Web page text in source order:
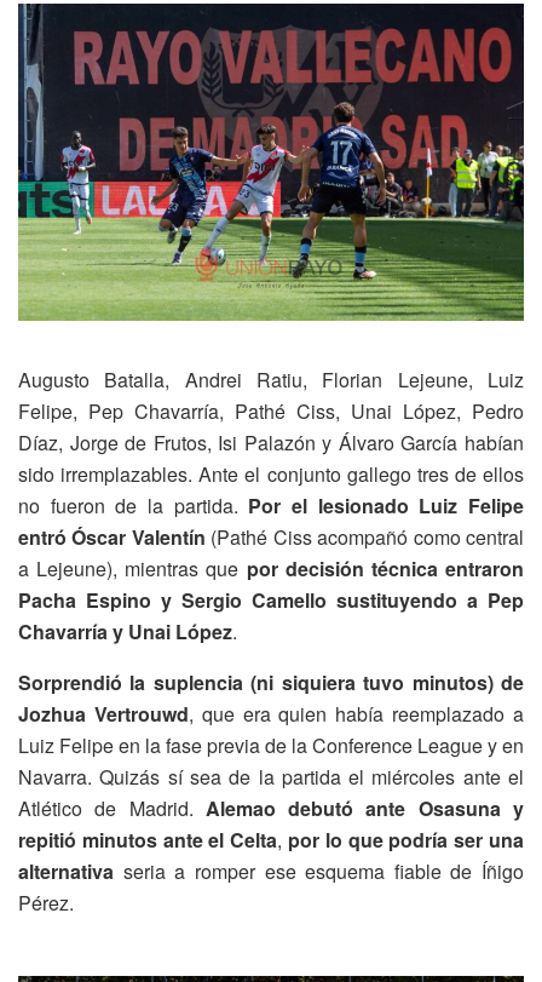
Augusto Batalla, Andrei Ratiu, Florian Lejeune, Luiz
Felipe, Pep Chavarría, Pathé Ciss, Unai López, Pedro
Díaz, Jorge de Frutos, Isi Palazón y Álvaro García habían
sido irremplazables. Ante el conjunto gallego tres de ellos
no fueron de la partida. Por el lesionado Luiz Felipe
entró Óscar Valentín (Pathé Ciss acompañó como central
a Lejeune), mientras que por decisión técnica entraron
Pacha Espino y Sergio Camello sustituyendo a Pep
Chavarría y Unai López.
Sorprendió la suplencia (ni siquiera tuvo minutos) de
Jozhua Vertrouwd, que era quien había reemplazado a
Luiz Felipe en la fase previa de la Conference League y en
Navarra. Quizás sí sea de la partida el miércoles ante el
Atlético de Madrid. Alemao debutó ante Osasuna y
repitió minutos ante el Celta, por lo que podría ser una
alternativa seria a romper ese esquema fiable de Íñigo
Pérez.